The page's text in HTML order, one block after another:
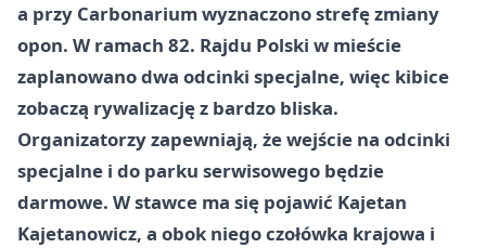
a przy Carbonarium wyznaczono strefę zmiany
opon. W ramach 82. Rajdu Polski w mieście
zaplanowano dwa odcinki specjalne, więc kibice
zobaczą rywalizację z bardzo bliska.
Organizatorzy zapewniają, że wejście na odcinki
specjalne i do parku serwisowego będzie
darmowe. W stawce ma się pojawić Kajetan
Kajetanowicz, a obok niego czołówka krajowa i